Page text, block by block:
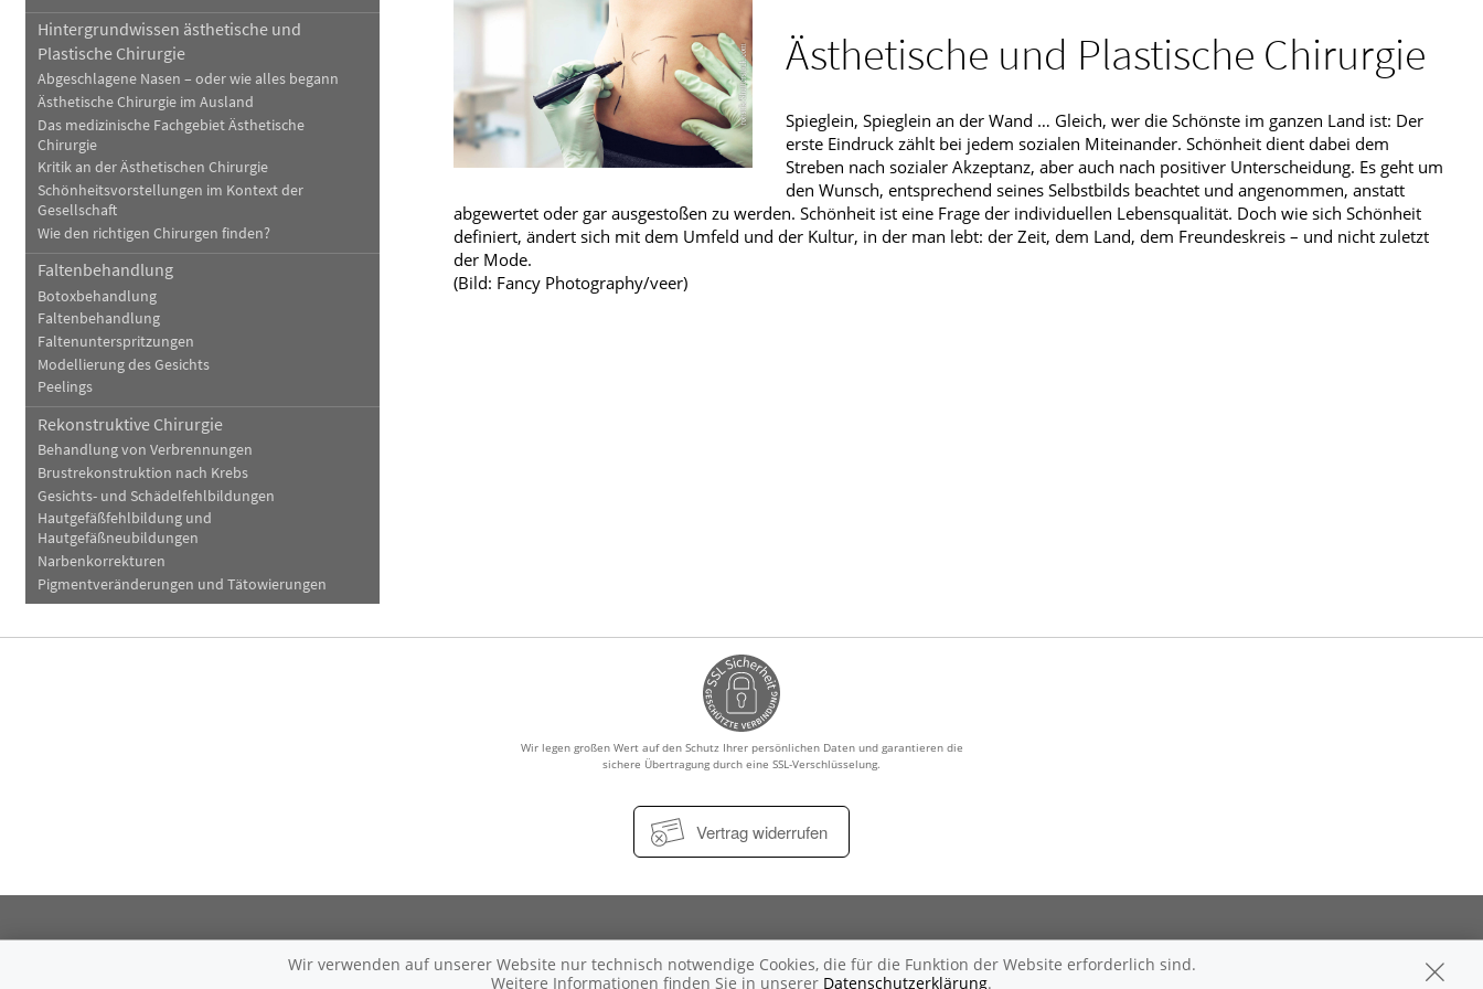
Sprachen
Tests
Blut, Krebs und Infektionen
Haut, Haare und Nägel
Psychische Erkrankungen
Schmerz- und Schlafmedizin
Frauenkrankheiten
Männerkrankheiten
Hintergrundwissen ästhetische und
Plastische Chirurgie
Abgeschlagene Nasen – oder wie alles begann
Ästhetische Chirurgie im Ausland
Das medizinische Fachgebiet Ästhetische
Chirurgie
Kritik an der Ästhetischen Chirurgie
Schönheitsvorstellungen im Kontext der
Gesellschaft
Wie den richtigen Chirurgen finden?
Faltenbehandlung
Botoxbehandlung
Faltenbehandlung
Faltenunterspritzungen
Modellierung des Gesichts
Peelings
Rekonstruktive Chirurgie
Behandlung von Verbrennungen
Brustrekonstruktion nach Krebs
Gesichts- und Schädelfehlbildungen
Hautgefäßfehlbildung und
Hautgefäßneubildungen
Narbenkorrekturen
Pigmentveränderungen und Tätowierungen
Ästhetische und Plastische Chirurgie
Spieglein, Spieglein an der Wand … Gleich, wer die Schönste im ganzen Land ist: Der
erste Eindruck zählt bei jedem sozialen Miteinander. Schönheit dient dabei dem
Streben nach sozialer Akzeptanz, aber auch nach positiver Unterscheidung. Es geht um
den Wunsch, entsprechend seines Selbstbilds beachtet und angenommen, anstatt
abgewertet oder gar ausgestoßen zu werden. Schönheit ist eine Frage der individuellen Lebensqualität. Doch wie sich Schönheit
definiert, ändert sich mit dem Umfeld und der Kultur, in der man lebt: der Zeit, dem Land, dem Freundeskreis – und nicht zuletzt
der Mode.
(Bild: Fancy Photography/veer)
Wir legen großen Wert auf den Schutz Ihrer persönlichen Daten und garantieren die
sichere Übertragung durch eine SSL-Verschlüsselung.
Vertrag widerrufen
Wir verwenden auf unserer Website nur technisch notwendige Cookies, die für die Funktion der Website erforderlich sind.
Weitere Informationen finden Sie in unserer Datenschutzerklärung.